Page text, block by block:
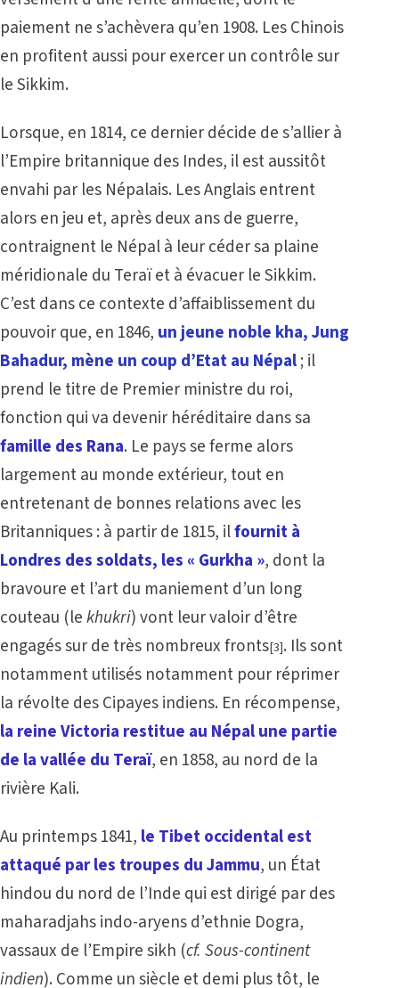
paiement ne s’achèvera qu’en 1908. Les Chinois
en profitent aussi pour exercer un contrôle sur
le Sikkim.
Lorsque, en 1814, ce dernier décide de s’allier à
l’Empire britannique des Indes, il est aussitôt
envahi par les Népalais. Les Anglais entrent
alors en jeu et, après deux ans de guerre,
contraignent le Népal à leur céder sa plaine
méridionale du Teraï et à évacuer le Sikkim.
C’est dans ce contexte d’affaiblissement du
pouvoir que, en 1846, un jeune noble kha, Jung
Bahadur, mène un coup d’Etat au Népal; il
prend le titre de Premier ministre du roi,
fonction qui va devenir héréditaire dans sa
famille des Rana. Le pays se ferme alors
largement au monde extérieur, tout en
entretenant de bonnes relations avec les
Britanniques : à partir de 1815, ilfournit à
Londres des soldats, les « Gurkha », dont la
bravoure et l’art du maniement d’un long
couteau (lekhukri) vont leur valoir d’être
engagés sur de très nombreux fronts[3]. Ils sont
notamment utilisés notamment pour réprimer
la révolte des Cipayes indiens. En récompense,
la reine Victoria restitue au Népal une partie
de la vallée du Teraï, en 1858, au nord de la
rivière Kali.
Au printemps 1841, le Tibet occidental est
attaqué par les troupes du Jammu, un État
hindou du nord de l’Inde qui est dirigé par des
maharadjahs indo-aryens d’ethnie Dogra,
vassaux de l’Empire sikh (cf.Sous-continent
indien). Comme un siècle et demi plus tôt, le